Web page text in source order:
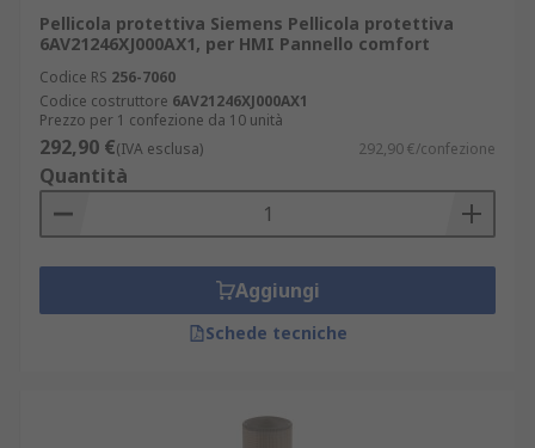
Pellicola protettiva Siemens Pellicola protettiva
6AV21246XJ000AX1, per HMI Pannello comfort
Codice RS 256-7060
Codice costruttore 6AV21246XJ000AX1
Prezzo per 1 confezione da 10 unità
292,90 €(IVA esclusa) 292,90 €/confezione
Quantità
Aggiungi
Schede tecniche